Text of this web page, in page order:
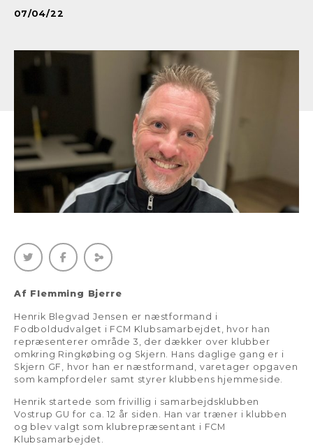
07/04/22
Af Flemming Bjerre
Henrik Blegvad Jensen er næstformand i
Fodboldudvalget i FCM Klubsamarbejdet, hvor han
repræsenterer område 3, der dækker over klubber
omkring Ringkøbing og Skjern. Hans daglige gang er i
Skjern GF, hvor han er næstformand, varetager opgaven
som kampfordeler samt styrer klubbens hjemmeside.
Henrik startede som frivillig i samarbejdsklubben
Vostrup GU for ca. 12 år siden. Han var træner i klubben
og blev valgt som klubrepræsentant i FCM
Klubsamarbejdet.